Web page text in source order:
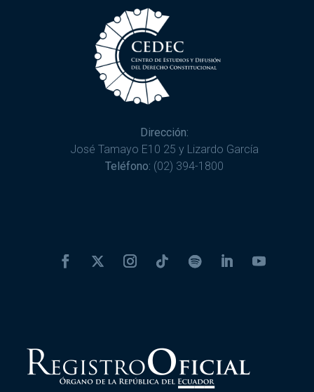
Dirección:
José Tamayo E10 25 y Lizardo García
Teléfono: (02) 394-1800